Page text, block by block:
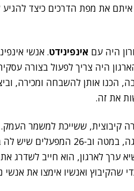
איתם את מפת הדרכים כיצד
היה עם אינפינידט. אנשי
היה צריך לפעול בצורה
הכנו אותן להשבחה ומכירה,
את זה.
קיבוצית, ששייכת למשמר
עצום לשינוי כל התשתית הארגונית
ערך לארגון, הוא חייב לשדרג
ואנשיו אימצו את אנשי